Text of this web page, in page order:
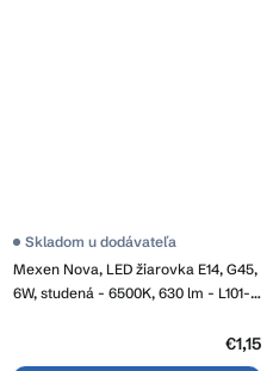
Mexen Nova, LED žiarovka E14, G45,
6W, studená - 6500K, 630 lm - L101-
Skladom u dodávateľa
€1,15